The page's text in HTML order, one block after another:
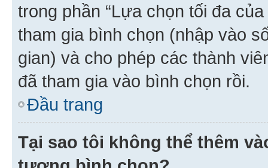
trong phần “Lựa chọn tối đa
tham gia bình chọn (nhập vào
gian) và cho phép các thành
đã tham gia vào bình chọn rồi.
Đầu trang
Tại sao tôi không thể thêm